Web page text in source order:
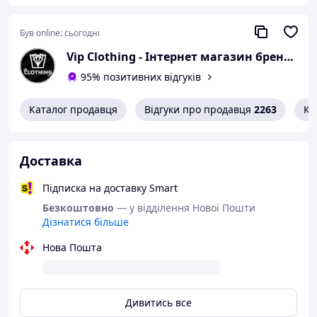
Гарантія на товар — 14 днів
Був online:сьогодні
Vip Clothing - Інтернет магазин брендового одягу
95% позитивних відгуків
Каталог продавця Відгуки про продавця 2263
Доставка
Підписка на доставку Smart
Безкоштовно — у відділення Нової Пошти
Дізнатися більше
Нова Пошта
Дивитись все